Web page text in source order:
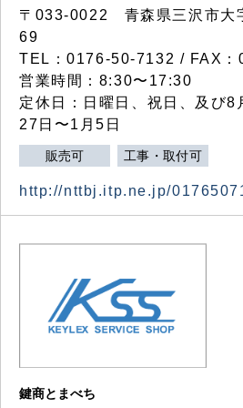
〒033-0022 青森県三沢市大
69
TEL：0176-50-7132 / FAX
営業時間：8:30〜17:30
定休日：日曜日、祝日、及び8
27日〜1月5日
販売可 工事・取付可
http://nttbj.itp.ne.jp/
鍵商とまべち